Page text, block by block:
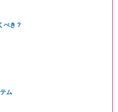
べき？
ム